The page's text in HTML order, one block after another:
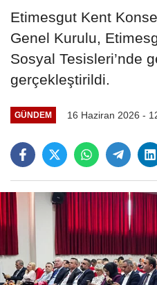
Etimesgut Kent
Genel Kurulu,
Sosyal Tesisleri’nde
gerçekleştirildi.
GÜNDEM 16 Haziran 2026 -